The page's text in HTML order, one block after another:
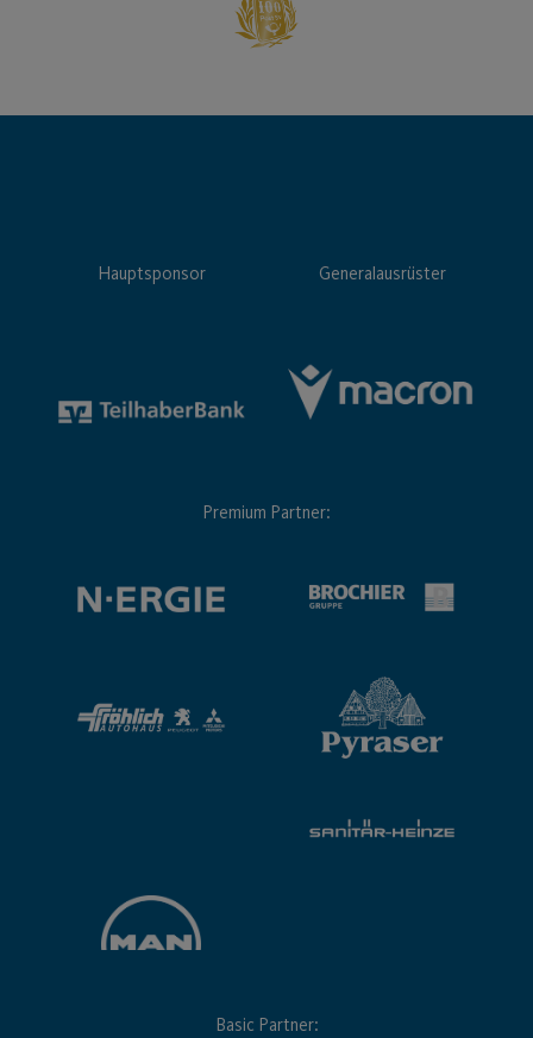
Hauptsponsor Generalausrüster
Premium Partner:
Basic Partner: